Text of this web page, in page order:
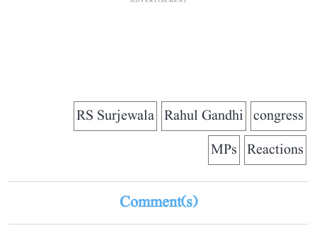
congress
Rahul Gandhi
RS Surjewala
Reactions
MPs
Comment(s)